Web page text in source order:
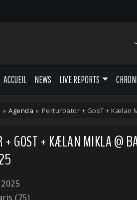
ACCUEIL NEWS LIVE REPORTS
» Agenda » Perturbator + GosT + Kælan
+ GOST + KÆLAN MIKLA @
(75)